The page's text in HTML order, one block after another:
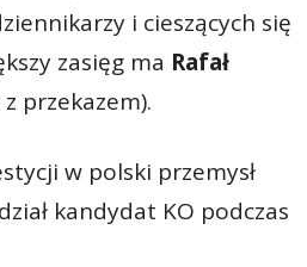
i cieszących się
zasięg ma Rafał
przekazem).
w polski przemysł
kandydat KO podczas